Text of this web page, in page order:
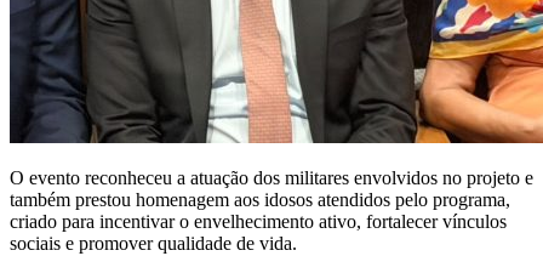
O evento reconheceu a atuação dos militares envolvidos no projeto e
também prestou homenagem aos idosos atendidos pelo programa,
criado para incentivar o envelhecimento ativo, fortalecer vínculos
sociais e promover qualidade de vida.